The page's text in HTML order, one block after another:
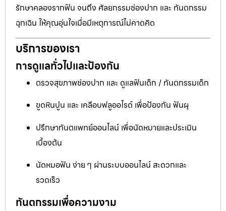
รักษาคลองรากฟัน จนถึง ศัลยกรรมช่องปาก และ ทันตกรรม
ฉุกเฉิน ให้คุณอุ่นใจเมื่อมีเหตุการณ์ไม่คาดคิด
บริการของเรา
การดูแลทั่วไปและป้องกัน
ตรวจสุขภาพช่องปาก และ ดูแลฟันเด็ก / ทันตกรรมเด็ก
ขูดหินปูน และ เคลือบฟลูออไรด์ เพื่อป้องกัน ฟันผุ
ปรึกษาทันตแพทย์ออนไลน์ เพื่อนัดหมายและประเมิน
เบื้องต้น
นัดหมอฟัน ง่าย ๆ ผ่านระบบออนไลน์ สะดวกและ
รวดเร็ว
ทันตกรรมเพื่อความงาม